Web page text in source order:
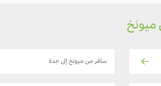
ميونخ
سافر من ميونخ إلى جدة